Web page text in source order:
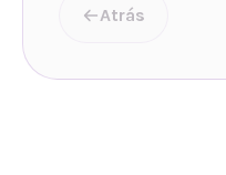
Atrás